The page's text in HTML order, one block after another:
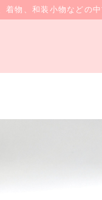
着物、和装小物などの